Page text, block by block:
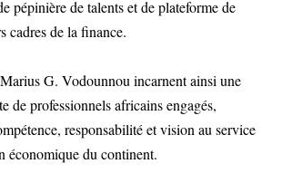
pépinière de talents et de plateforme de
cadres de la finance.
G. Vodounnou incarnent ainsi une
de professionnels africains engagés,
responsabilité et vision au service
économique du continent.